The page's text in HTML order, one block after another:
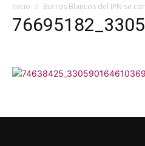
Inicio Burros Blancos del IPN se